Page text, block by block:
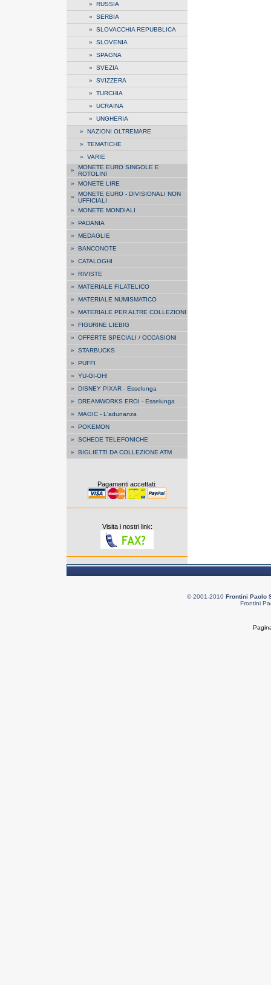
» RUSSIA
» SERBIA
» SLOVACCHIA REPUBBLICA
» SLOVENIA
» SPAGNA
» SVEZIA
» SVIZZERA
» TURCHIA
» UCRAINA
» UNGHERIA
» NAZIONI OLTREMARE
» TEMATICHE
» VARIE
» MONETE EURO SINGOLE E
ROTOLINI
» MONETE LIRE
» MONETE EURO - DIVISIONALI NON
UFFICIALI
» MONETE MONDIALI
» PADANIA
» MEDAGLIE
» BANCONOTE
» CATALOGHI
» RIVISTE
» MATERIALE FILATELICO
» MATERIALE NUMISMATICO
» MATERIALE PER ALTRE COLLEZIONI
» FIGURINE LIEBIG
» OFFERTE SPECIALI / OCCASIONI
» STARBUCKS
» PUFFI
» YU-GI-OH!
» DISNEY PIXAR - Esselunga
» DREAMWORKS EROI - Esselunga
» MAGIC - L'adunanza
» POKEMON
» SCHEDE TELEFONICHE
» BIGLIETTI DA COLLEZIONE ATM
Pagamenti accettati:
Visita i nostri link:
© 2001-2010 Frontini Paolo
Frontini